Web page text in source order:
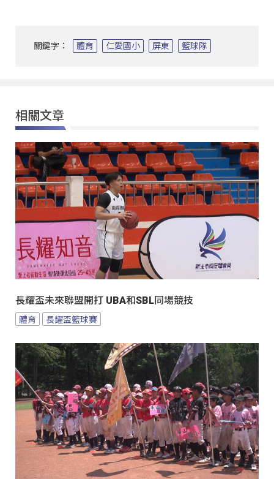
關鍵字： 體育 仁愛國小 屏東 籃球隊
相關文章
長耀盃未來聯盟開打 UBA和SBL同場競技
體育 長耀盃籃球賽